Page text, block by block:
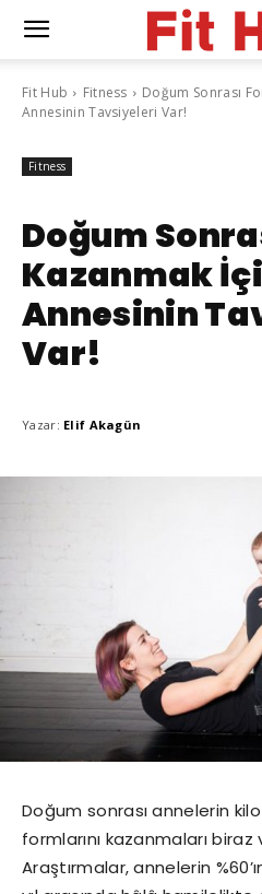
Fit Hub Fitness
Doğum Sonrası
Annesinin Tavsiyeleri Var!
Fitness
Doğum
Kazanmak
Annesinin
Var!
Yazar: Elif Akagün
Doğum sonrası annelerin
formlarını kazanmaları
Araştırmalar, annelerin